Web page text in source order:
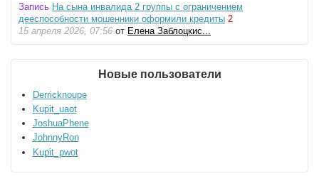
Запись На сына инвалида 2 группы с ограничением
дееспособности мошенники оформили кредиты 2
15 апреля 2026, 07:56 от Елена Заблоцкис...
Новые пользователи
Derricknoupe
Kupit_uaot
JoshuaPhene
JohnnyRon
Kupit_pwot